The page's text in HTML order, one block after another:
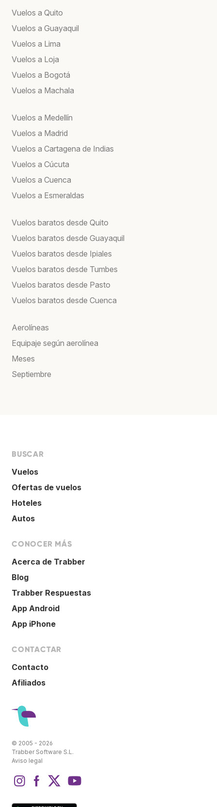
Vuelos a Quito
Vuelos a Guayaquil
Vuelos a Lima
Vuelos a Loja
Vuelos a Bogotá
Vuelos a Machala
Vuelos a Medellín
Vuelos a Madrid
Vuelos a Cartagena de Indias
Vuelos a Cúcuta
Vuelos a Cuenca
Vuelos a Esmeraldas
Vuelos baratos desde Quito
Vuelos baratos desde Guayaquil
Vuelos baratos desde Ipiales
Vuelos baratos desde Tumbes
Vuelos baratos desde Pasto
Vuelos baratos desde Cuenca
Aerolíneas
Equipaje según aerolínea
Meses
Septiembre
BUSCAR
Vuelos
Ofertas de vuelos
Hoteles
Autos
CONOCER MÁS
Acerca de Trabber
Blog
Trabber Respuestas
App Android
App iPhone
CONTACTAR
Contacto
Afiliados
© 2005 - 2026
Trabber Software S.L.
Aviso legal